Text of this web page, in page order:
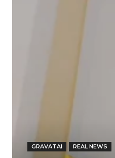
GRAVATAI REAL NEWS